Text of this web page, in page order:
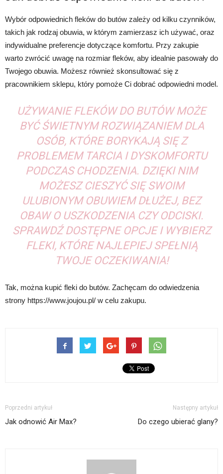
Wybór odpowiednich fleków do butów zależy od kilku czynników,
takich jak rodzaj obuwia, w którym zamierzasz ich używać, oraz
indywidualne preferencje dotyczące komfortu. Przy zakupie
warto zwrócić uwagę na rozmiar fleków, aby idealnie pasowały do
Twojego obuwia. Możesz również skonsultować się z
pracownikiem sklepu, który pomoże Ci dobrać odpowiedni model.
UŻYWANIE FLEKÓW DO BUTÓW MOŻE
BYĆ ŚWIETNYM ROZWIĄZANIEM DLA
OSÓB, KTÓRE BORYKAJĄ SIĘ Z
PROBLEMEM TARCIA I DYSKOMFORTU
PODCZAS CHODZENIA. DZIĘKI NIM
MOŻESZ CIESZYĆ SIĘ SWOIM
ULUBIONYM OBUWIEM DŁUŻEJ, BEZ
OBAW O USZKODZENIA CZY ODCISKI.
SPRAWDŹ DOSTĘPNE OPCJE I WYBIERZ
FLEKI, KTÓRE NAJLEPIEJ SPEŁNIĄ
TWOJE OCZEKIWANIA!
Tak, można kupić fleki do butów. Zachęcam do odwiedzenia
strony https://www.joujou.pl/ w celu zakupu.
Poprzedni artykuł
Jak odnowić Air Max?
Następny artykuł
Do czego ubierać glany?